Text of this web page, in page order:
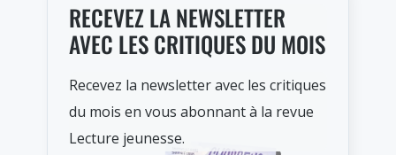
RECEVEZ LA NEWSLETTER
AVEC LES CRITIQUES DU MOIS
Recevez la newsletter avec les critiques
du mois en vous abonnant à la revue
Lecture jeunesse.